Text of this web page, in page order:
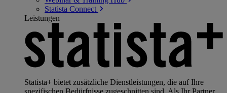
Statista Connect
Leistungen
Statista+ bietet zusätzliche Dienstleistungen, die auf Ihre
spezifischen Bedürfnisse zugeschnitten sind. Als Ihr Partner